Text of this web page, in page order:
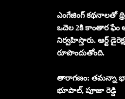
ఎంగేజింగ్ కథనాలతో
ఒదెల 2కి కాంతార ఫేం
నిర్వహిస్తారు. ఆర్ట్
రూపొందుతోంది.
తారాగణం: తమన్నా
భూపాల్, పూజా రెడ్డి